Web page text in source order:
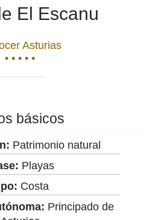
El Escanu
Asturias
• • • • •
básicos
Patrimonio natural
Playas
Costa
Principado de